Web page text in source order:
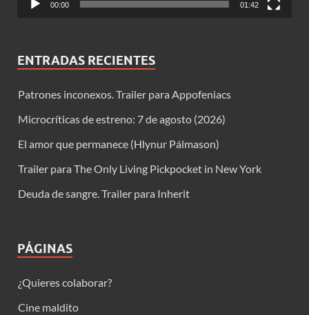
00:00 01:42
ENTRADAS RECIENTES
Patrones inconexos. Trailer para Appofeniacs
Microcríticas de estreno: 7 de agosto (2026)
El amor que permanece (Hlynur Pálmason)
Trailer para The Only Living Pickpocket in New York
Deuda de sangre. Trailer para Inherit
PÁGINAS
¿Quieres colaborar?
Cine maldito